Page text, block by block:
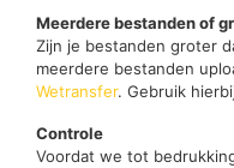
Meerdere bestanden of
Zijn je bestanden groter
meerdere bestanden
Wetransfer. Gebruik
Controle
Voordat we tot